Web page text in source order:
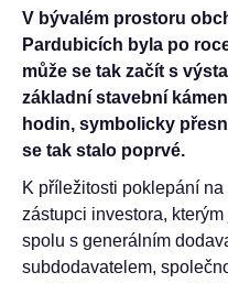
V bývalém prostoru
Pardubicích byla po
může se tak začít s
základní stavební
hodin, symbolicky
se tak stalo poprvé.
K příležitosti poklepání
zástupci investora,
spolu s generálním
subdodavatelem,